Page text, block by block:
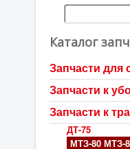
Г
л
а
в
н
а
я
Каталог
Запчасти для
Запчасти к
Запчасти к
ДТ-75
МТЗ-80 МТЗ-